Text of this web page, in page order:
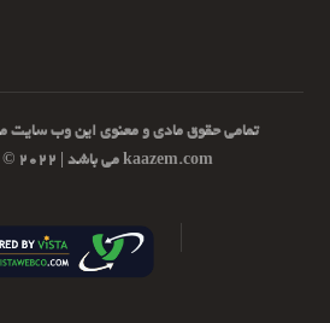
تمامی حقوق مادی و معنوی این وب سایت
kaazem.com می باشد | ۲۰۲۲ © kaazem.com